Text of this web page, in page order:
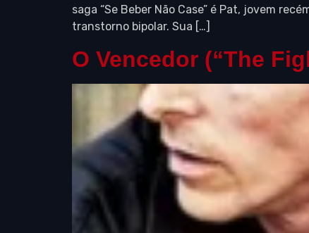
saga “Se Beber Não Case” é Pat, jovem
transtorno bipolar. Sua […]
O Vencedor (“The